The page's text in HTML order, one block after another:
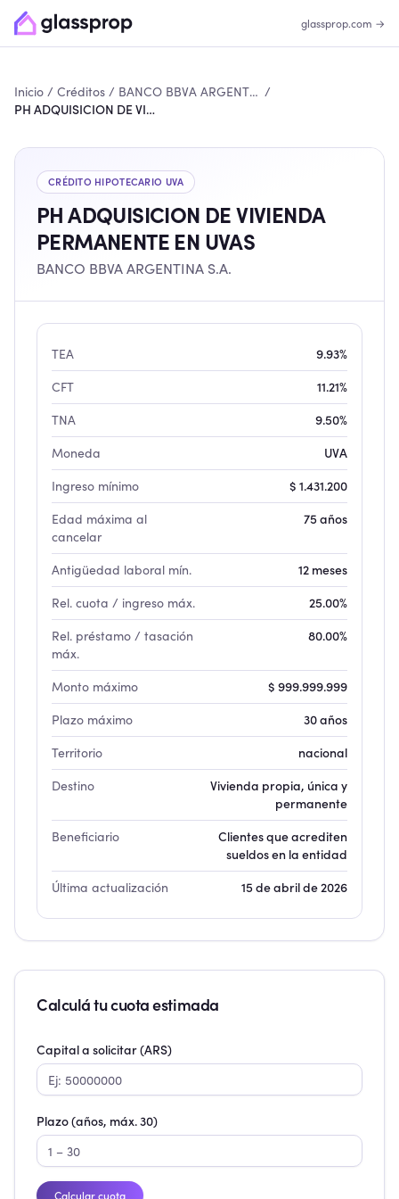
glassprop.com →
Inicio / Créditos / BANCO BBVA ARGENTINA S.A. /
PH ADQUISICION DE VIVIENDA PERMANENTE EN UVAS
CRÉDITO HIPOTECARIO UVA
PH ADQUISICION DE VIVIENDA
PERMANENTE EN UVAS
BANCO BBVA ARGENTINA S.A.
TEA
9.93%
CFT
11.21%
TNA
9.50%
Moneda
UVA
Ingreso mínimo
$ 1.431.200
Edad máxima al
cancelar
75 años
Antigüedad laboral mín.
12 meses
Rel. cuota / ingreso máx.
25.00%
Rel. préstamo / tasación
máx.
80.00%
Monto máximo
$ 999.999.999
Plazo máximo
30 años
Territorio
nacional
Destino
Vivienda propia, única y
permanente
Beneficiario
Clientes que acrediten
sueldos en la entidad
Última actualización
15 de abril de 2026
Calculá tu cuota estimada
Capital a solicitar (ARS)
Plazo (años, máx.30)
Calcular cuota